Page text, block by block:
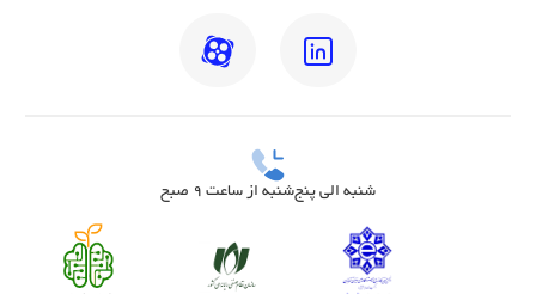
شنبه الی پنج‌شنبه از ساعت 9 صبح